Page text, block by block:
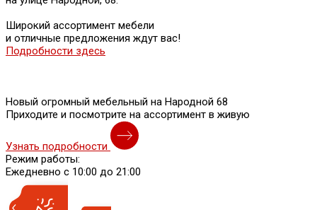
Широкий ассортимент мебели
и отличные предложения ждут вас!
Подробности здесь
Новый огромный мебельный на Народной 68
Приходите и посмотрите на ассортимент в живую
Узнать подробности
Режим работы:
Ежедневно с 10:00 до 21:00